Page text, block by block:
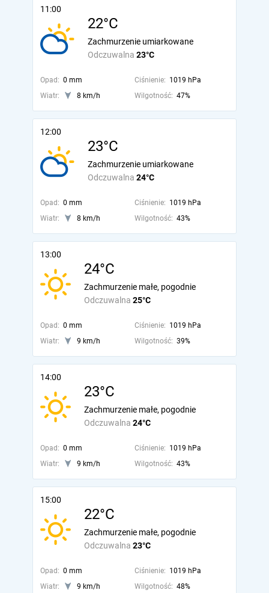
11:00
22°C
Odczuwalna 23°C
Zachmurzenie umiarkowane
Opad: 0 mm Ciśnienie: 1019 hPa
Wiatr:
8 km/h Wilgotność: 47%
12:00
23°C
Odczuwalna 24°C
Zachmurzenie umiarkowane
Opad: 0 mm Ciśnienie: 1019 hPa
Wiatr:
8 km/h Wilgotność: 43%
13:00
24°C
Odczuwalna 25°C
Zachmurzenie małe, pogodnie
Opad: 0 mm Ciśnienie: 1019 hPa
Wiatr:
9 km/h Wilgotność: 39%
14:00
23°C
Odczuwalna 24°C
Zachmurzenie małe, pogodnie
Opad: 0 mm Ciśnienie: 1019 hPa
Wiatr:
9 km/h Wilgotność: 43%
15:00
22°C
Odczuwalna 23°C
Zachmurzenie małe, pogodnie
Opad: 0 mm Ciśnienie: 1019 hPa
Wiatr:
9 km/h Wilgotność: 48%